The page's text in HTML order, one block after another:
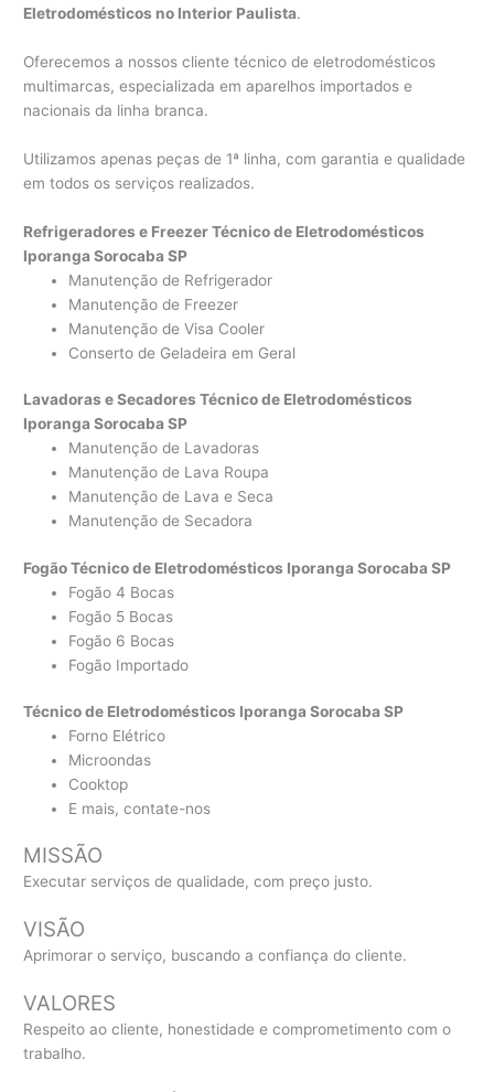
Eletrodomésticos no Interior Paulista.
Oferecemos a nossos cliente técnico de eletrodomésticos
multimarcas, especializada em aparelhos importados e
nacionais da linha branca.
Utilizamos apenas peças de 1ª linha, com garantia e qualidade
em todos os serviços realizados.
Refrigeradores e Freezer Técnico de Eletrodomésticos
Iporanga Sorocaba SP
Manutenção de Refrigerador
Manutenção de Freezer
Manutenção de Visa Cooler
Conserto de Geladeira em Geral
Lavadoras e Secadores Técnico de Eletrodomésticos
Iporanga Sorocaba SP
Manutenção de Lavadoras
Manutenção de Lava Roupa
Manutenção de Lava e Seca
Manutenção de Secadora
Fogão Técnico de Eletrodomésticos Iporanga Sorocaba SP
Fogão 4 Bocas
Fogão 5 Bocas
Fogão 6 Bocas
Fogão Importado
Técnico de Eletrodomésticos Iporanga Sorocaba SP
Forno Elétrico
Microondas
Cooktop
E mais, contate-nos
MISSÃO
Executar serviços de qualidade, com preço justo.
VISÃO
Aprimorar o serviço, buscando a confiança do cliente.
VALORES
Respeito ao cliente, honestidade e comprometimento com o
trabalho.